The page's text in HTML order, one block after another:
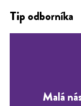
Tip odborníka
Malá